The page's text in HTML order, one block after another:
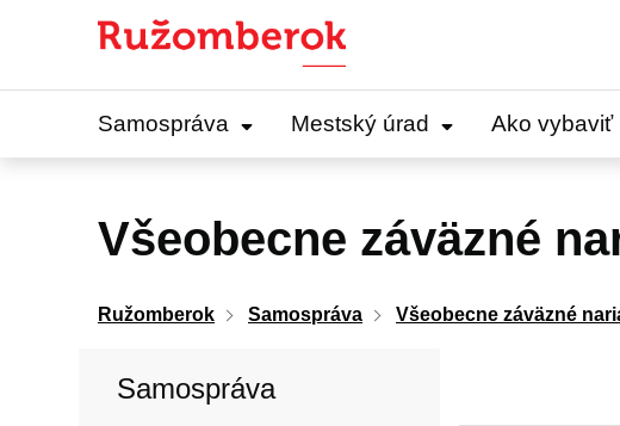
Samospráva Mestský úrad Ako vybaviť
Všeobecne záväzné
Ružomberok Samospráva Všeobecne záväzné
Samospráva